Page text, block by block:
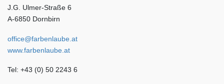
J.G. Ulmer-Straße 6
A-6850 Dornbirn
office@farbenlaube.at
www.farbenlaube.at
Tel: +43 (0) 50 2243 6